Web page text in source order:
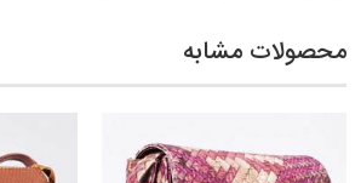
محصولات مشابه